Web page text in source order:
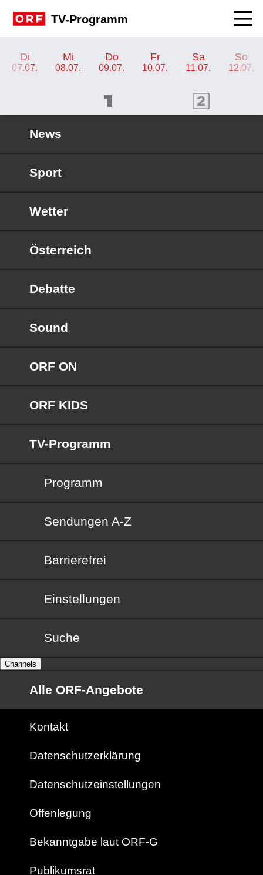
TV-Programm
Di
07.07.
Mi
08.07.
Do
09.07.
Fr
10.07.
Sa
11.07.
So
12.07.
ORF 2 Programm
News
Sport
Wetter
Österreich
Debatte
Sound
ORF ON
ORF KIDS
TV-Programm
Programm
Sendungen von A bis Z
Sendungen A-Z
Barrierefrei
Barrierefrei
Einstellungen
Suche
Channels
Alle ORF-Angebote
Kontakt
Datenschutzerklärung
Datenschutzeinstellungen
Offenlegung
Bekanntgabe laut ORF-G
Publikumsrat